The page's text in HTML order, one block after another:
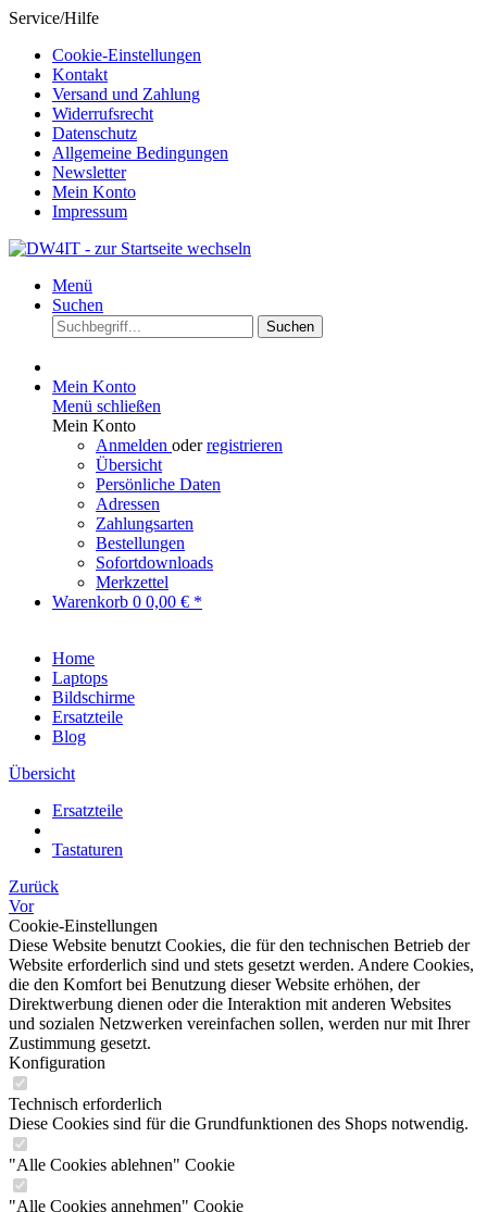
Service/Hilfe
Cookie-Einstellungen
Kontakt
Versand und Zahlung
Widerrufsrecht
Datenschutz
Allgemeine Bedingungen
Newsletter
Mein Konto
Impressum
Menü
Suchen
Suchen
Mein Konto
Menü schließen
Mein Konto
Anmelden oderregistrieren
Übersicht
Persönliche Daten
Adressen
Zahlungsarten
Bestellungen
Sofortdownloads
Merkzettel
Warenkorb 0 0,00 € *
Home
Laptops
Bildschirme
Ersatzteile
Blog
Übersicht
Ersatzteile
Tastaturen
Zurück
Vor
Cookie-Einstellungen
Diese Website benutzt Cookies, die für den technischen Betrieb der
Website erforderlich sind und stets gesetzt werden. Andere Cookies,
die den Komfort bei Benutzung dieser Website erhöhen, der
Direktwerbung dienen oder die Interaktion mit anderen Websites
und sozialen Netzwerken vereinfachen sollen, werden nur mit Ihrer
Zustimmung gesetzt.
Konfiguration
Technisch erforderlich
Diese Cookies sind für die Grundfunktionen des Shops notwendig.
"Alle Cookies ablehnen" Cookie
"Alle Cookies annehmen" Cookie